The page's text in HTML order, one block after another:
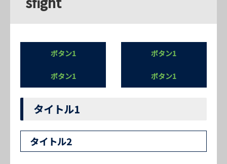
ボタン1 ボタン1
ボタン1 ボタン1
タイトル1
タイトル2